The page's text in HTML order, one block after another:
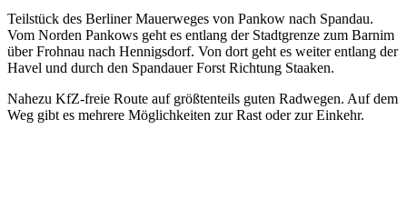
Teilstück des Berliner Mauerweges von Pankow nach Spandau.
Vom Norden Pankows geht es entlang der Stadtgrenze zum Barnim
über Frohnau nach Hennigsdorf. Von dort geht es weiter entlang der
Havel und durch den Spandauer Forst Richtung Staaken.
Nahezu KfZ-freie Route auf größtenteils guten Radwegen. Auf dem
Weg gibt es mehrere Möglichkeiten zur Rast oder zur Einkehr.